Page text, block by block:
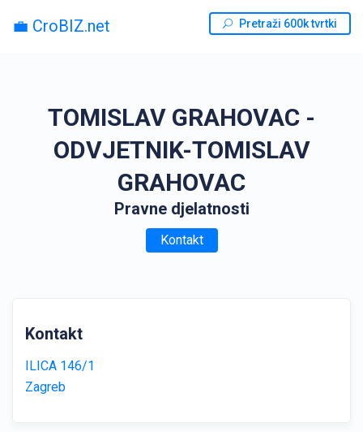
💼 CroBIZ.net Pretraži 600k tvrtki
TOMISLAV GRAHOVAC -
ODVJETNIK-TOMISLAV
GRAHOVAC
Pravne djelatnosti
Kontakt
Kontakt
ILICA 146/1
Zagreb